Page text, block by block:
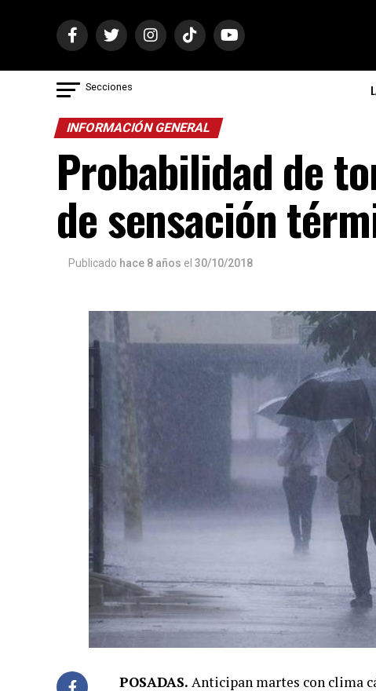
Secciones
INFORMACIÓN GENERAL
Probabilidad de
de sensación
Publicado hace 8 años el 30/10/2018
POSADAS. Anticipan martes con clima